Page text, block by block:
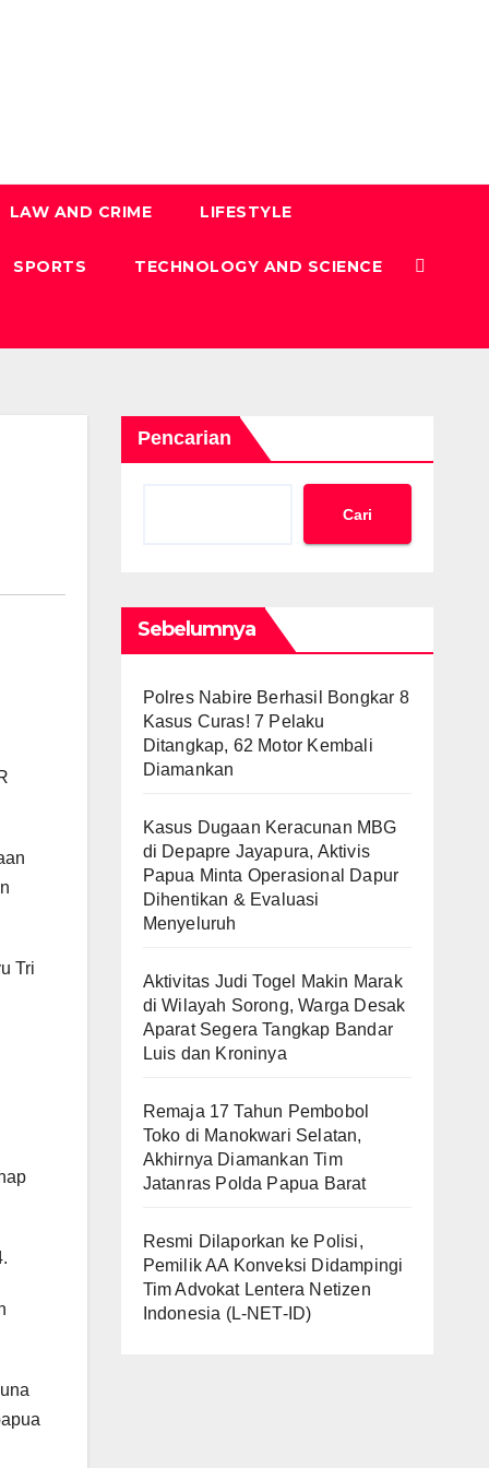
LAW AND CRIME LIFESTYLE
SPORTS TECHNOLOGY AND SCIENCE
Tri
Pencarian
Cari
Sebelumnya
Polres Nabire Berhasil Bongkar 8
Kasus Curas! 7 Pelaku
Ditangkap, 62 Motor Kembali
Diamankan
Kasus Dugaan Keracunan MBG
di Depapre Jayapura, Aktivis
Papua Minta Operasional Dapur
Dihentikan & Evaluasi
Menyeluruh
Aktivitas Judi Togel Makin Marak
di Wilayah Sorong, Warga Desak
Aparat Segera Tangkap Bandar
Luis dan Kroninya
Remaja 17 Tahun Pembobol
Toko di Manokwari Selatan,
Akhirnya Diamankan Tim
Jatanras Polda Papua Barat
Resmi Dilaporkan ke Polisi,
Pemilik AA Konveksi Didampingi
Tim Advokat Lentera Netizen
Indonesia (L-NET-ID)